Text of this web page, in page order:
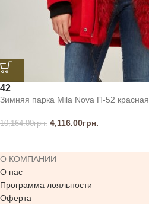
42
Зимняя парка Mila Nova П-52 красная
10,164.00грн. 4,116.00грн.
О КОМПАНИИ
О нас
Программа лояльности
Оферта